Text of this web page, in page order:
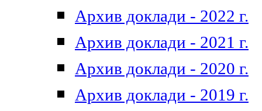
Архив доклади - 2022 г.
Архив доклади - 2021 г.
Архив доклади - 2020 г.
Архив доклади - 2019 г.